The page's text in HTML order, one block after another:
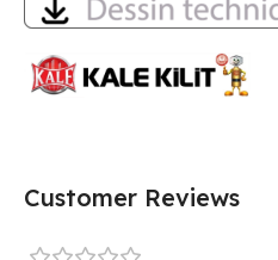
Customer Reviews